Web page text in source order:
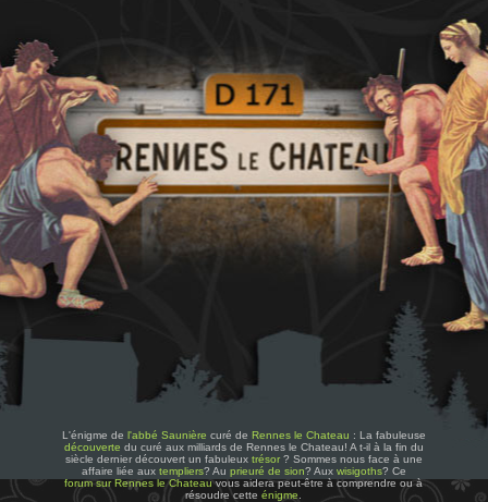
L'énigme de l'abbé Saunière curé de Rennes le Chateau : La fabuleuse
découverte du curé aux milliards de Rennes le Chateau! A t-il à la fin du
siècle dernier découvert un fabuleux trésor? Sommes nous face à une
affaire liée aux templiers? Au prieuré de sion? Aux wisigoths? Ce
forum sur Rennes le Chateauvous aidera peut-être à comprendre ou à
résoudre cetteénigme